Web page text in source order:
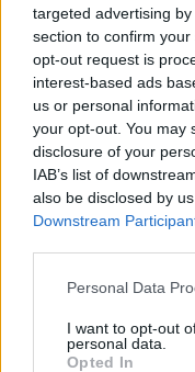
targeted advertising
section to confirm
opt-out request is
interest-based ads
us or personal
your opt-out. You may
disclosure of your
IAB’s list of
also be disclosed by
Downstream
Personal Data
I want to opt-out
personal data.
Opted In
Αξιοποίηση
στρατοπέδων για
δισ. ευρώ ο
TAGS
#Κοινωνική